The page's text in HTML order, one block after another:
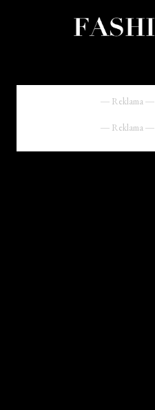
― Reklama ―
― Reklama ―